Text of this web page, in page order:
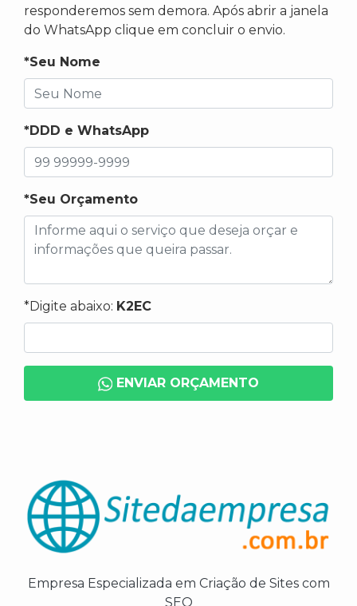
responderemos sem demora. Após abrir a janela
do WhatsApp clique em concluir o envio.
*Seu Nome
*DDD e WhatsApp
*Seu Orçamento
*Digite abaixo: K2EC
ENVIAR ORÇAMENTO
Empresa Especializada em Criação de Sites com
SEO